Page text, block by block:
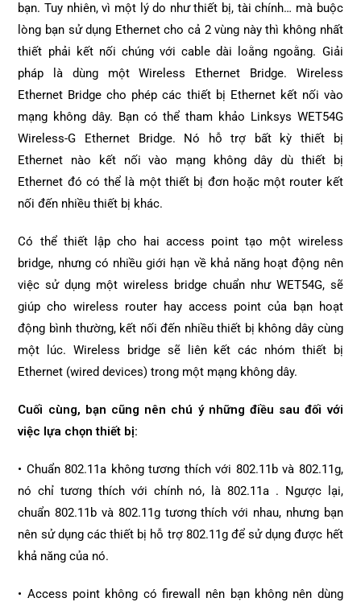
bạn. Tuy nhiên, vì một lý do như thiết bị, tài chính… mà buộc
lòng bạn sử dụng Ethernet cho cả 2 vùng này thì không nhất
thiết phải kết nối chúng với cable dài loằng ngoằng. Giải
pháp là dùng một Wireless Ethernet Bridge. Wireless
Ethernet Bridge cho phép các thiết bị Ethernet kết nối vào
mạng không dây. Bạn có thể tham khảo Linksys WET54G
Wireless-G Ethernet Bridge. Nó hỗ trợ bất kỳ thiết bị
Ethernet nào kết nối vào mạng không dây dù thiết bị
Ethernet đó có thể là một thiết bị đơn hoặc một router kết
nối đến nhiều thiết bị khác.
Có thể thiết lập cho hai access point tạo một wireless
bridge, nhưng có nhiều giới hạn về khả năng hoạt động nên
việc sử dụng một wireless bridge chuẩn như WET54G, sẽ
giúp cho wireless router hay access point của bạn hoạt
động bình thường, kết nối đến nhiều thiết bị không dây cùng
một lúc. Wireless bridge sẽ liên kết các nhóm thiết bị
Ethernet (wired devices) trong một mạng không dây.
Cuối cùng, bạn cũng nên chú ý những điều sau đối với
việc lựa chọn thiết bị:
• Chuẩn 802.11a không tương thích với 802.11b và 802.11g,
nó chỉ tương thích với chính nó, là 802.11a . Ngược lại,
chuẩn 802.11b và 802.11g tương thích với nhau, nhưng bạn
nên sử dụng các thiết bị hỗ trợ 802.11g để sử dụng được hết
khả năng của nó.
• Access point không có firewall nên bạn không nên dùng